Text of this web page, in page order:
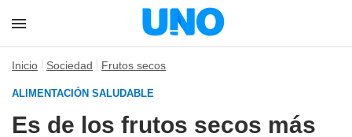
Inicio Sociedad Frutos secos
ALIMENTACIÓN SALUDABLE
Es de los frutos secos más